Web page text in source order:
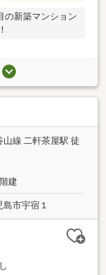
新築マンション
山線 二軒茶屋駅 徒
建
島市宇宿１